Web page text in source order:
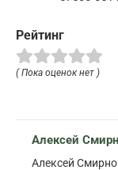
Рейтинг
( Пока оценок нет )
Алексей
Алексей